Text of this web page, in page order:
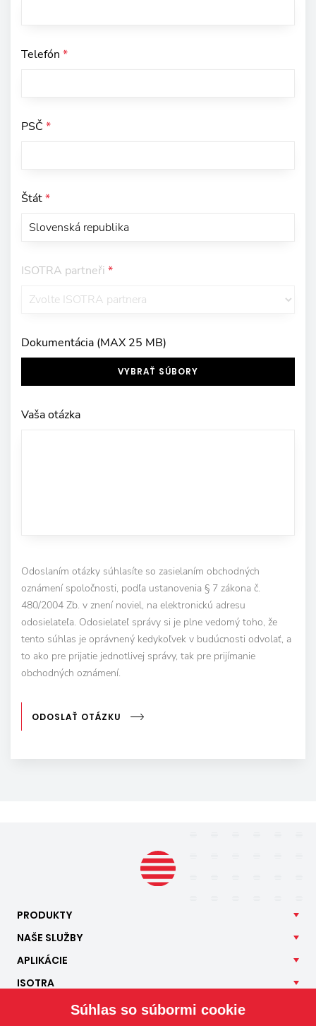
Telefón *
PSČ *
Štát*
ISOTRA partneři *
Dokumentácia (MAX 25 MB)
VYBRAŤ SÚBORY
Vaša otázka
Odoslaním otázky súhlasíte so zasielaním obchodných
oznámení spoločnosti, podľa ustanovenia § 7 zákona č.
480/2004 Zb. v znení noviel, na elektronickú adresu
odosielateľa. Odosielateľ správy si je plne vedomý toho, že
tento súhlas je oprávnený kedykoľvek v budúcnosti odvolať, a
to ako pre prijatie jednotlivej správy, tak pre prijímanie
obchodných oznámení.
ODOSLAŤ OTÁZKU
PRODUKTY
NAŠE SLUŽBY
APLIKÁCIE
ISOTRA
Súhlas so súbormi cookie